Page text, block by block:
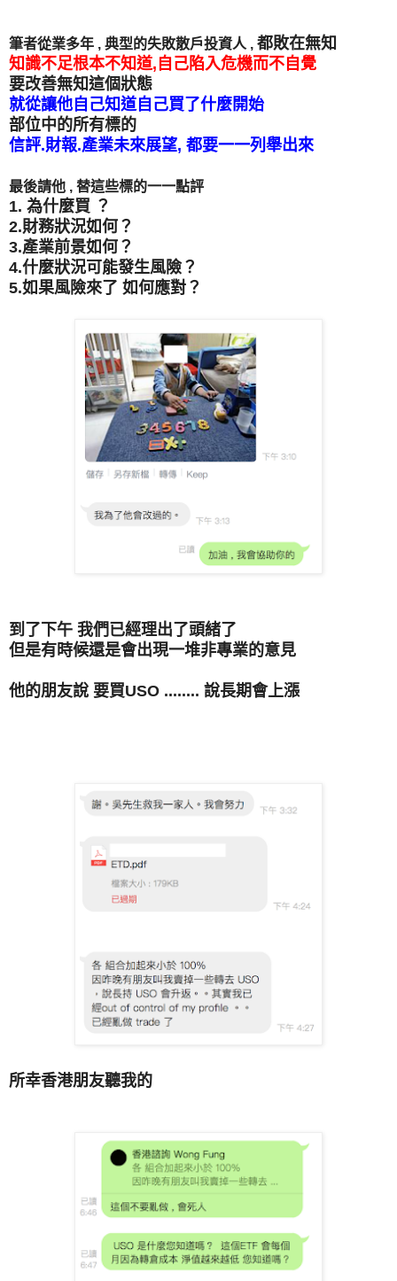
筆者從業多年 , 典型的失敗散戶投資人 , 都敗在無知
知識不足根本不知道,自己陷入危機而不自覺
要改善無知這個狀態
就從讓他自己知道自己買了什麼開始
部位中的所有標的
信評.財報.產業未來展望, 都要一一列舉出來
最後請他 , 替這些標的一一點評
1. 為什麼買 ？
2.財務狀況如何？
3.產業前景如何？
4.什麼狀況可能發生風險？
5.如果風險來了 如何應對？
到了下午 我們已經理出了頭緒了
但是有時候還是會出現一堆非專業的意見
他的朋友說 要買USO ........ 說長期會上漲
所幸香港朋友聽我的